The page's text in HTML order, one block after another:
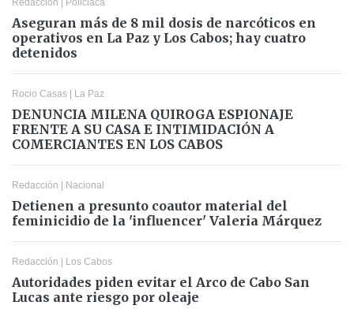
Aseguran más de 8 mil dosis de narcóticos en
operativos en La Paz y Los Cabos; hay cuatro
detenidos
Rocio Casas | La Paz
DENUNCIA MILENA QUIROGA ESPIONAJE
FRENTE A SU CASA E INTIMIDACIÓN A
COMERCIANTES EN LOS CABOS
Redacción | Nacional
Detienen a presunto coautor material del
feminicidio de la 'influencer' Valeria Márquez
Redacción | Los Cabos
Autoridades piden evitar el Arco de Cabo San
Lucas ante riesgo por oleaje